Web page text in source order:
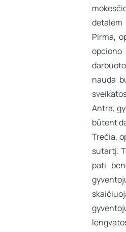
detalėm
Pirma,
opciono
nauda
Antra,
būtent
Trečia,
sutartį.
pati